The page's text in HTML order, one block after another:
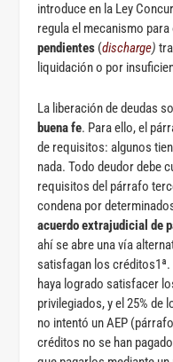
introduce en la Ley
regula el mecanismo
pendientes (discharge)
liquidación o por
La liberación de deudas
buena fe. Para ello, el
de requisitos: algunos
nada. Todo deudor debe
requisitos del párrafo
condena por
acuerdo extrajudicial de
ahí se abre una vía
satisfagan los
haya logrado satisfacer
privilegiados, y el 25%
no intentó un AEP
créditos no se han